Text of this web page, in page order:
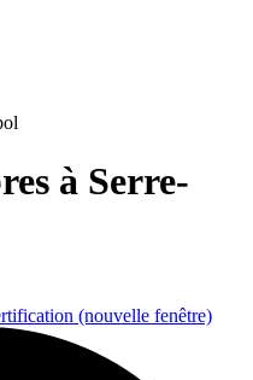
à Serre-
(nouvelle fenêtre)